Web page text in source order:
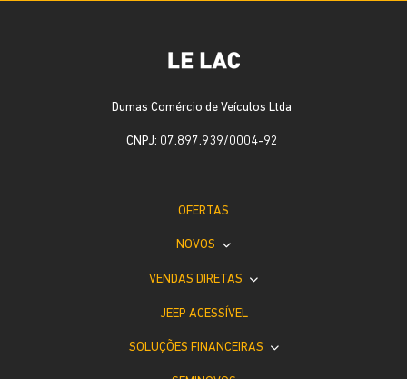
Dumas Comércio de Veículos Ltda
CNPJ: 07.897.939/0004-92
OFERTAS
NOVOS
VENDAS DIRETAS
JEEP ACESSÍVEL
SOLUÇÕES FINANCEIRAS